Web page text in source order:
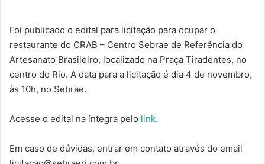
Foi publicado o edital para licitação para ocupar o
restaurante do CRAB – Centro Sebrae de Referência do
Artesanato Brasileiro, localizado na Praça Tiradentes, no
centro do Rio. A data para a licitação é dia 4 de novembro,
às 10h, no Sebrae.
Acesse o edital na íntegra pelo link.
Em caso de dúvidas, entrar em contato através do email